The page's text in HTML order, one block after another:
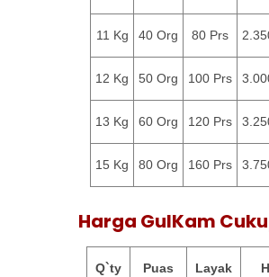
11 Kg 40 Org 80 Prs
12 Kg 50 Org 100 Prs
13 Kg 60 Org 120 Prs
15 Kg 80 Org 160 Prs
Harga GulKam
Q`ty Puas Layak